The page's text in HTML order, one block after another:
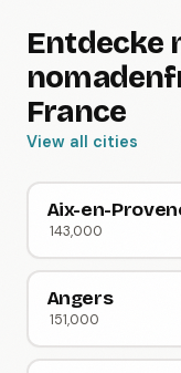
Entdecke
France
View all cities
Aix-en-
143,000
Angers
151,000